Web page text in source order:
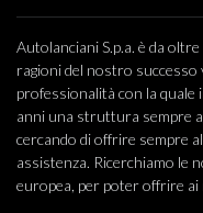
Autolanciani S.p.a. è da
ragioni del nostro successo
professionalità con la
anni una struttura sempre
cercando di offrire sempre
assistenza. Ricerchiamo le
europea, per poter offrire